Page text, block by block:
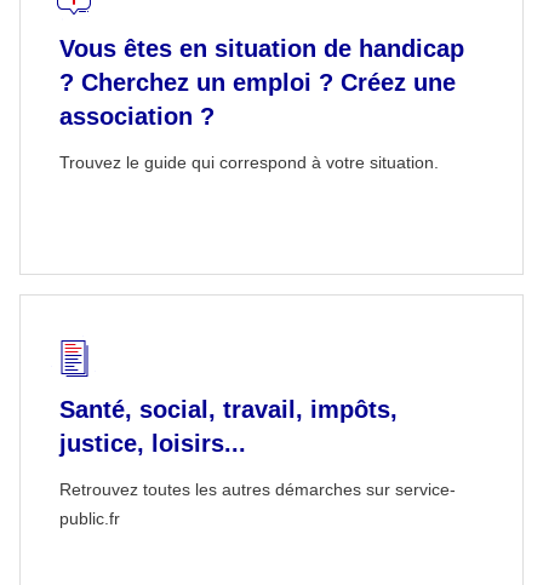
Vous êtes en situation de handicap
? Cherchez un emploi ? Créez une
association ?
Trouvez le guide qui correspond à votre situation.
Santé, social, travail, impôts,
justice, loisirs...
Retrouvez toutes les autres démarches sur service-
public.fr